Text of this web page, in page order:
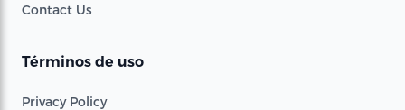
Contact Us
Términos de uso
Privacy Policy